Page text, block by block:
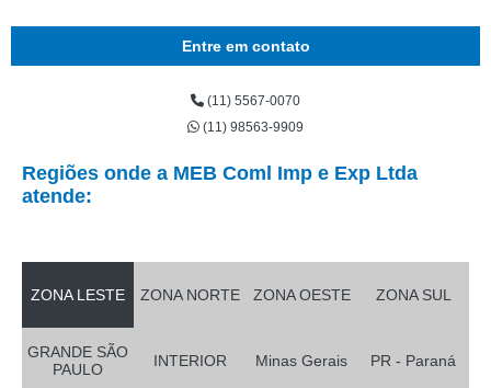
Entre em contato
(11) 5567-0070
(11) 98563-9909
Regiões onde a MEB Coml Imp e Exp Ltda
atende:
ZONA LESTE ZONA NORTE ZONA OESTE ZONA SUL
GRANDE SÃO
PAULO
INTERIOR Minas Gerais PR - Paraná